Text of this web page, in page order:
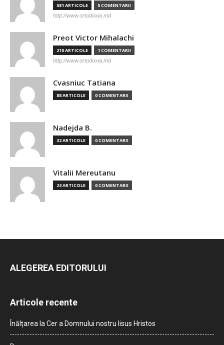
581 ARTICOLE 5 COMENTARII
http://www.ortodoxia.md
Preot Victor Mihalachi
210 ARTICOLE 1 COMENTARII
http://www.ortodoxia.md
Cvasniuc Tatiana
88 ARTICOLE 0 COMENTARII
Nadejda B.
32 ARTICOLE 0 COMENTARII
Vitalii Mereutanu
23 ARTICOLE 0 COMENTARII
ALEGEREA EDITORULUI
Articole recente
Înălțarea la Cer a Domnului nostru Iisus Hristos